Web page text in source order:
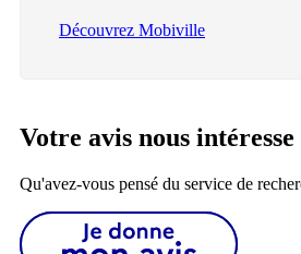
Découvrez Mobiville
Votre avis nous intéresse
Qu'avez-vous pensé du service de